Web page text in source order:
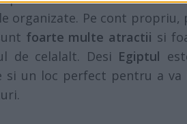
organizate. Pe cont propriu,
foarte multe atractii si
de celalalt. Desi Egiptul
si un loc perfect pentru a